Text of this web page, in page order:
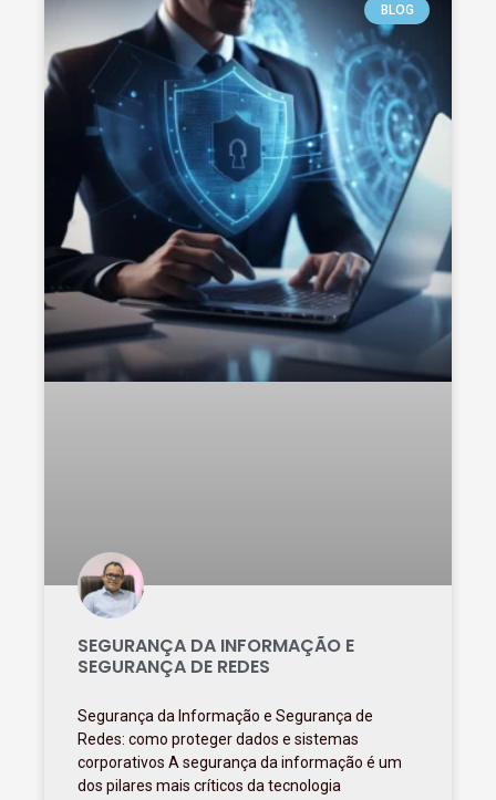
BLOG
SEGURANÇA DA INFORMAÇÃO E
SEGURANÇA DE REDES
Segurança da Informação e Segurança de
Redes: como proteger dados e sistemas
corporativos A segurança da informação é um
dos pilares mais críticos da tecnologia